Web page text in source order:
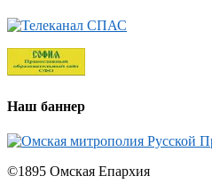
Наш баннер
©1895 Омская Епархия